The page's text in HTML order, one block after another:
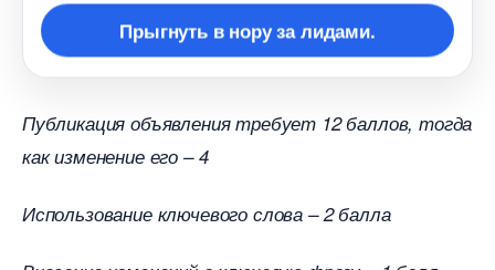
Прыгнуть в нору за лидами.
Публикация объявления требует 12 баллов, тогда
как изменение его – 4
Использование ключевого слова – 2 балла